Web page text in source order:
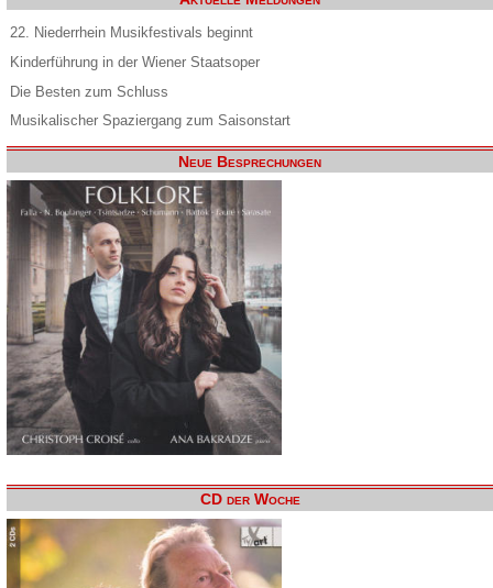
22. Niederrhein Musikfestivals beginnt
Kinderführung in der Wiener Staatsoper
Die Besten zum Schluss
Musikalischer Spaziergang zum Saisonstart
Neue Besprechungen
CD der Woche